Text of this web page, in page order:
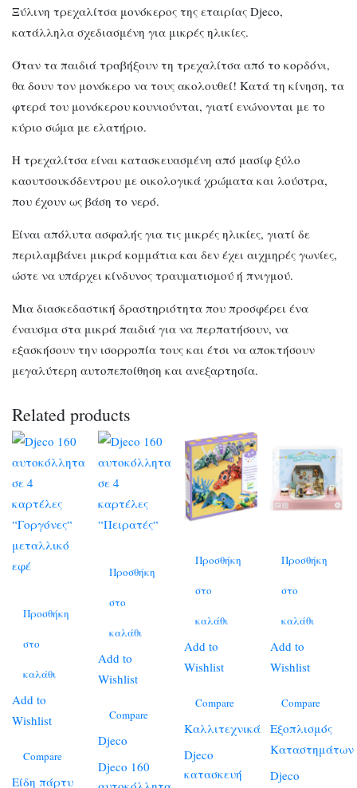
Ξύλινη τρεχαλίτσα μονόκερος της εταιρίας Djeco,
κατάλληλα σχεδιασμένη για μικρές ηλικίες.
Όταν τα παιδιά τραβήξουν τη τρεχαλίτσα από το κορδόνι,
θα δουν τον μονόκερο να τους ακολουθεί! Κατά τη κίνηση, τα
φτερά του μονόκερου κουνιούνται, γιατί ενώνονται με το
κύριο σώμα με ελατήριο.
Η τρεχαλίτσα είναι κατασκευασμένη από μασίφ ξύλο
καουτσουκόδεντρου με οικολογικά χρώματα και λούστρα,
που έχουν ως βάση το νερό.
Είναι απόλυτα ασφαλής για τις μικρές ηλικίες, γιατί δε
περιλαμβάνει μικρά κομμάτια και δεν έχει αιχμηρές γωνίες,
ώστε να υπάρχει κίνδυνος τραυματισμού ή πνιγμού.
Μια διασκεδαστική δραστηριότητα που προσφέρει ένα
έναυσμα στα μικρά παιδιά για να περπατήσουν, να
εξασκήσουν την ισορροπία τους και έτσι να αποκτήσουν
μεγαλύτερη αυτοπεποίθηση και ανεξαρτησία.
Related products
Προσθήκη
στο
καλάθι
Add to
Wishlist
Compare
Είδη πάρτυ
Προσθήκη
στο
καλάθι
Add to
Wishlist
Compare
Djeco
Djeco 160
Προσθήκη
στο
καλάθι
Add to
Wishlist
Compare
Καλλιτεχνικά
Djeco
κατασκευή
Προσθήκη
στο
καλάθι
Add to
Wishlist
Compare
Εξοπλισμός
Καταστημάτων
Djeco